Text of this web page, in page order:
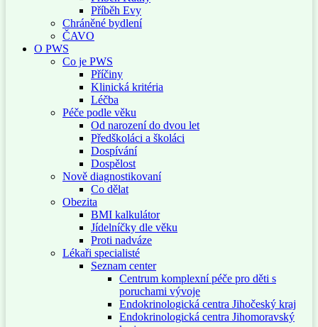
Příběh Evy
Chráněné bydlení
ČAVO
O PWS
Co je PWS
Příčiny
Klinická kritéria
Léčba
Péče podle věku
Od narození do dvou let
Předškoláci a školáci
Dospívání
Dospělost
Nově diagnostikovaní
Co dělat
Obezita
BMI kalkulátor
Jídelníčky dle věku
Proti nadváze
Lékaři specialisté
Seznam center
Centrum komplexní péče pro děti s
poruchami vývoje
Endokrinologická centra Jihočeský kraj
Endokrinologická centra Jihomoravský